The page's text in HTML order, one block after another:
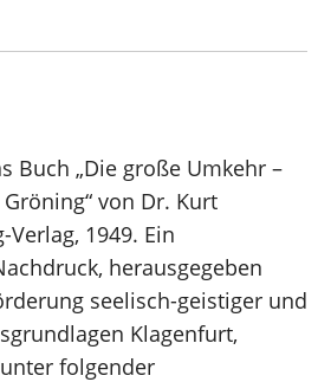
Buch „Die große Umkehr –
von Dr. Kurt
1949. Ein
herausgegeben
seelisch-geistiger und
Klagenfurt,
folgender